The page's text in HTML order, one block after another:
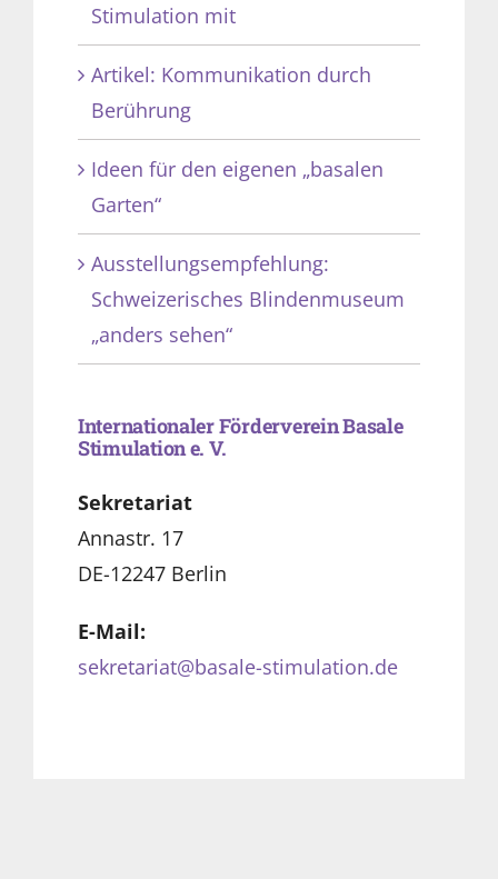
Stimulation mit
Artikel: Kommunikation durch
Berührung
Ideen für den eigenen „basalen
Garten“
Ausstellungsempfehlung:
Schweizerisches Blindenmuseum
„anders sehen“
Internationaler Förderverein Basale
Stimulation e. V.
Sekretariat
Annastr. 17
DE-12247 Berlin
E-Mail:
sekretariat@basale-stimulation.de